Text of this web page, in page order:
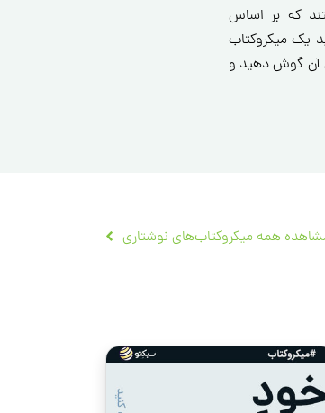
که بر اساس
یک میکروکتاب
صوتی آن گوش دهید و
همه میکروکتاب‌های نوشتاری